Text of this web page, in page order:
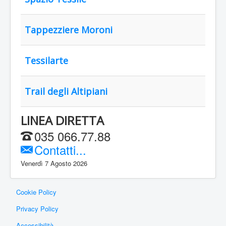
Tappezziere Moroni
Tessilarte
Trail degli Altipiani
LINEA DIRETTA
035 066.77.88
Contatti...
Venerdì 7 Agosto 2026
Cookie Policy
Privacy Policy